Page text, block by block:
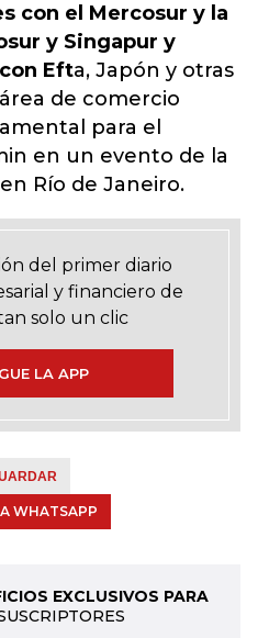
con el Mercosur y la
y Singapur y
Efta, Japón y otras
de comercio
para el
en un evento de la
Río de Janeiro.
del primer diario
y financiero de
solo un clic
LA APP
WHATSAPP
EXCLUSIVOS PARA